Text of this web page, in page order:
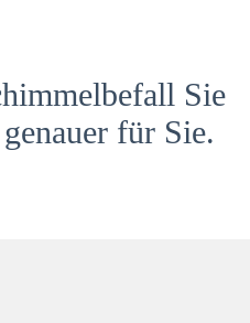
Sie
für Sie.